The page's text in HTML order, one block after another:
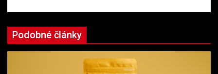
Podobné články